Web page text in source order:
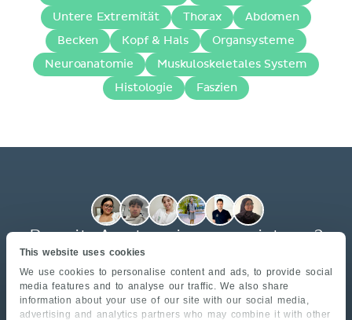
This website uses cookies
We use cookies to personalise content and ads, to provide social
media features and to analyse our traffic. We also share
information about your use of our site with our social media,
advertising and analytics partners who may combine it with other
Untere Extremität Thorax Abdomen
Becken Kopf & Hals Organsysteme
Neuroanatomie Muskuloskeletales System
Histologie Faszien
Bereit, Anatomie zu meistern?
Schließ dich deinen Kommilitonen aus der Osteopathie
ERSTELLE DEIN KOSTENLOSES KONTO →
Anmeldung dauert 30 Sekunden
Keine Zahlung erforderlich